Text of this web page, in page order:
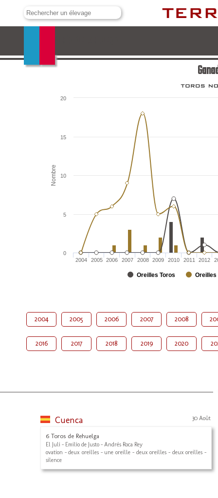
Nombre
Oreilles Toros Oreilles
2004 2005 2006 2007 2008 2009 2010 2011 2012
0
5
10
15
20
2004 2005 2006 2007 2008
2016 2017 2018 2019 2020
Cuenca 30 Août
6 Toros de Rehuelga
El Juli - Emilio de Justo - Andrés Roca Rey
ovation - deux oreilles - une oreille - deux oreilles - deux oreilles -
silence